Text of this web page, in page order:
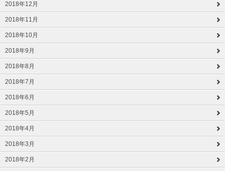
2018年12月
2018年11月
2018年10月
2018年9月
2018年8月
2018年7月
2018年6月
2018年5月
2018年4月
2018年3月
2018年2月